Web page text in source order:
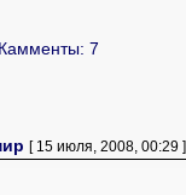
Камменты: 7
[ 15 июля, 2008, 00:29 ]